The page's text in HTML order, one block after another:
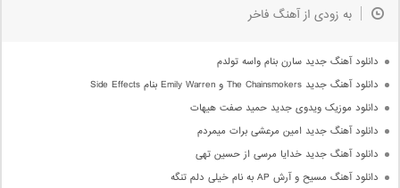
به زودی از آهنگ فاخر
دانلود آهنگ جدید سارن بنام واسه تولدم
دانلود آهنگ جدید The Chainsmokers و Emily Warren بنام Side Effects
دانلود موزیک ویدوی جدید حمید صفت هیهات
دانلود آهنگ جدید امین مرعشی برات میمردم
دانلود آهنگ جدید خدایا مرسی از حسین تهی
دانلود آهنگ مسیح و آرش AP به نام خیلی دلم تنگه